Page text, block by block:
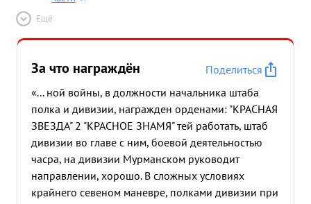
Ещё
За что награждён
Поделиться
«... ной войны, в должности начальника штаба
полка и дивизии, награжден орденами: "КРАСНАЯ
ЗВЕЗДА" 2 "КРАСНОЕ ЗНАМЯ" тей работать, штаб
дивизии во главе с ним, боевой деятельностью
часра, на дивизии Мурманском руководит
направлении, хорошо. В сложных условиях
крайнего севеном маневре, полками дивизии при